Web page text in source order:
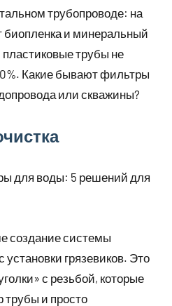
трубопроводе: на
биопленка и минеральный
трубы не
Какие бывают фильтры
или скважины?
создание системы
грязевиков. Это
с резьбой, которые
трубы и просто